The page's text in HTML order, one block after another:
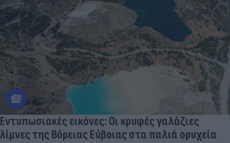
Εντυπωσιακές εικόνες: Οι κρυφές γαλάζιες
λίμνες της Βόρειας Εύβοιας στα παλιά ορυχεία